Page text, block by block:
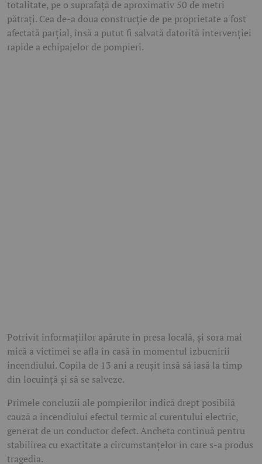
totalitate, pe o suprafață de aproximativ 50 de metri
pătrați. Cea de-a doua construcție de pe proprietate a fost
afectată parțial, însă a putut fi salvată datorită intervenției
rapide a echipajelor de pompieri.
Potrivit informațiilor apărute în presa locală, și sora mai
mică a victimei se afla în casă în momentul izbucnirii
incendiului. Copila de 13 ani a reușit însă să iasă la timp
din locuință și să se salveze.
Primele concluzii ale pompierilor indică drept posibilă
cauză a incendiului efectul termic al curentului electric,
generat de un conductor defect. Ancheta continuă pentru
stabilirea cu exactitate a circumstanțelor în care s-a produs
tragedia.